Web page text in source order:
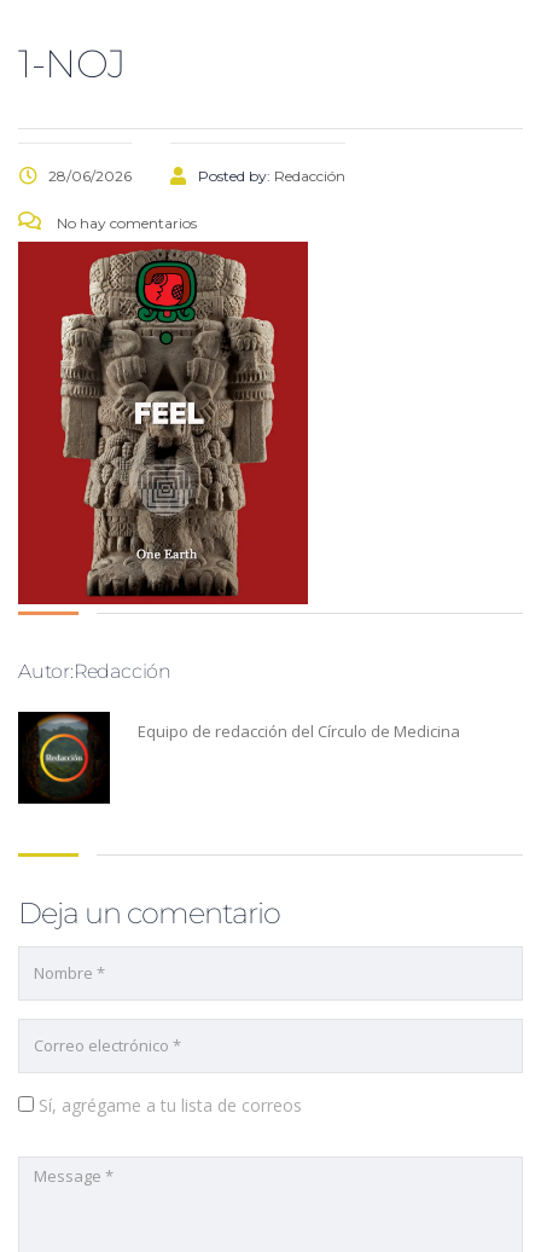
1-NOJ
28/06/2026 Posted by: Redacción
No hay comentarios
Autor:Redacción
Equipo de redacción del Círculo de Medicina
Deja un comentario
Sí, agrégame a tu lista de correos